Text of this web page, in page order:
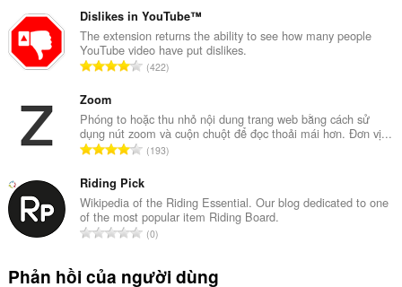
ế
p
h
ạ
g
:
n
g
s
ố
p
h
ạ
n
g
:
Dislikes in YouTube™
The extension returns the ability to see how many people
YouTube video have put dislikes.
T
g
s
ố
ế
p
h
ạ
g
422
Zoom
Phóng to hoặc thu nhỏ nội dung trang web bằng cách sử
dụng nút zoom và cuộn chuột để đọc thoải mái hơn. Đơn vị...
T
n
g
s
ố
ế
193
Riding Pick
Wikipedia of the Riding Essential. Our blog dedicated to one
of the most popular item Riding Board.
T0
Phản hồi của người dùng